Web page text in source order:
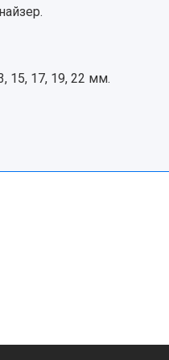
15, 17, 19, 22 мм.